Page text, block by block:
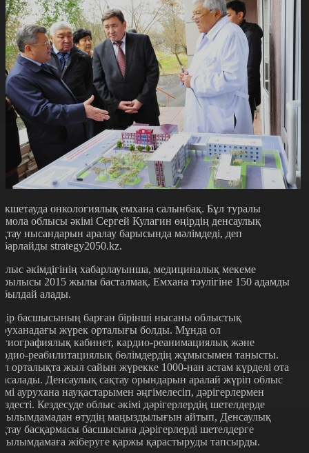
онкологиялық емхана салынбақ. Бұл туралы
облысы әкімі Сергей Кулагин өңірдің денсаулық
нысандарын аралау барысында мәлімдеді, деп
strategy2050.kz.
әкімдігінің хабарлауынша, медициналық мекеме
2015 жылы басталмақ. Емхана тәулігіне 150 адамды
алады.
басшысының барған бірінші нысаны облыстық
жүрек орталығы болды. Мұнда ол
кабинет, кардио-реанимациялық және
реабилитациялық бөлімдердің жұмысымен танысты.
орталықта жыл сайын жүрекке 1000-нан астам күрделі ота
Денсаулық сақтау орындарын аралай жүріп облыс
аурухана науқастарымен әңгімелесіп, дәрігерлермен
Кездесуде облыс әкімі дәрігерлердің шетелдерде
өтудің маңыздылығын айтып, Денсаулық
басқармасы басшысына дәрігерлерді шетелдерге
жіберуге қаржы қарастыруды тапсырды.